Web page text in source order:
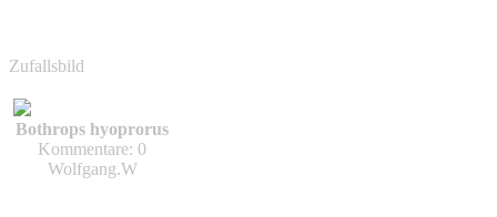
Zufallsbild
Bothrops hyoprorus
Kommentare: 0
Wolfgang.W